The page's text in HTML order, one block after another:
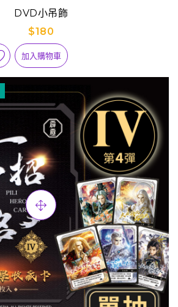
DVD小吊飾
$180
加入購物車